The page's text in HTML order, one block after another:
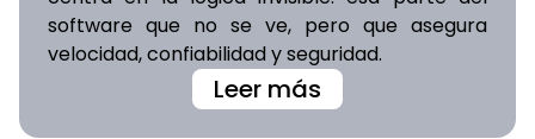
software que no se ve, pero que asegura
velocidad, confiabilidad y seguridad.
Leer más